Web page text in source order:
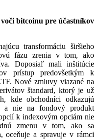
bitcoinu pre účastníkov
transformáciu širšieho
fázu zrenia v tom, ako
Doposiaľ mali inštitúcie
prístup predovšetkým k
Nové zmluvy viazané na
štandard, ktorý je už
kde obchodníci odkazujú
a nie na fondový produkt
k indexovým opciám nie
zmenu v tom, ako sa
oceňuje a spravuje v rámci